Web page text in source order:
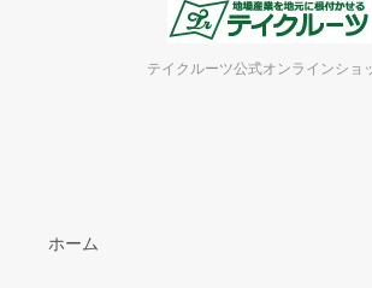
テイクルーツ公式オンラインショ
ホーム